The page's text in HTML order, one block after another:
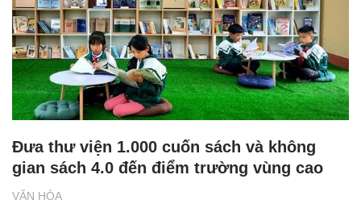
VĂN HÓA
Đưa thư viện 1.000 cuốn sách và không
gian sách 4.0 đến điểm trường vùng cao